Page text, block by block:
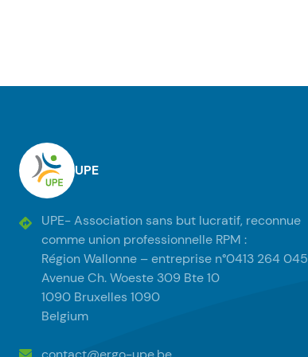
UPE
UPE- Association sans but lucratif, reconnue
comme union professionnelle RPM :
Région Wallonne – entreprise n°0413 264 045
Avenue Ch. Woeste 309 Bte 10
1090 Bruxelles 1090
Belgium